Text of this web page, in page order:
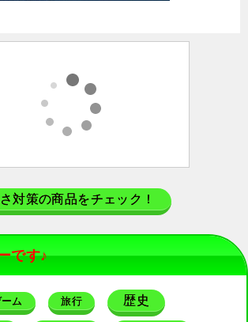
対策の商品をチェック！
です♪
ム 旅行 歴史